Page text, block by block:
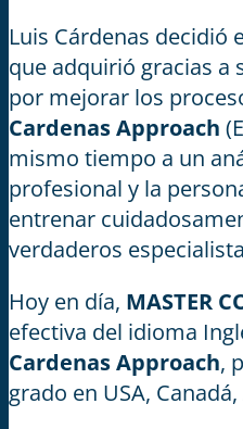
Luis Cárdenas decidió
que adquirió gracias a
por mejorar los
Cardenas Approach
mismo tiempo a un
profesional y la
entrenar
verdaderos
Hoy en día, MASTER
efectiva del idioma
Cardenas Approach,
grado en USA,